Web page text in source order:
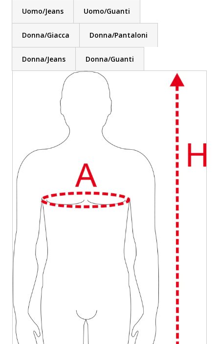
Uomo/Jeans Uomo/Guanti
Donna/Giacca Donna/Pantaloni
Donna/Jeans Donna/Guanti